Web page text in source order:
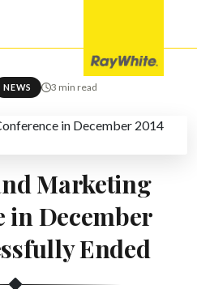
NEWS 3 min read
Marketing
in December
Ended